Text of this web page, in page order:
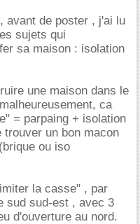
avant de poster , j'ai lu
sujets qui
sa maison : isolation
une maison dans le
ca
= parpaing + isolation
un bon macon
ou iso
la casse" , par
sud sud-est , avec 3
d'ouverture au nord.